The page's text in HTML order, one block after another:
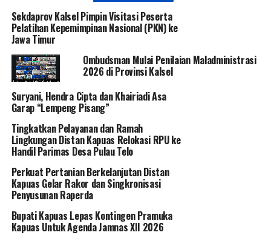
Sekdaprov Kalsel Pimpin Visitasi Peserta
Pelatihan Kepemimpinan Nasional (PKN) ke
Jawa Timur
Ombudsman Mulai Penilaian Maladministrasi
2026 di Provinsi Kalsel
Suryani, Hendra Cipta dan Khairiadi Asa
Garap “Lempeng Pisang”
Tingkatkan Pelayanan dan Ramah
Lingkungan Distan Kapuas Relokasi RPU ke
Handil Parimas Desa Pulau Telo
Perkuat Pertanian Berkelanjutan Distan
Kapuas Gelar Rakor dan Singkronisasi
Penyusunan Raperda
Bupati Kapuas Lepas Kontingen Pramuka
Kapuas Untuk Agenda Jamnas XII 2026